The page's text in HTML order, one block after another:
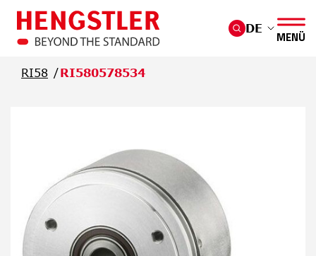
Überspringen Sie zum Hauptmenü
DE
MENÜ
RI58 RI580578534